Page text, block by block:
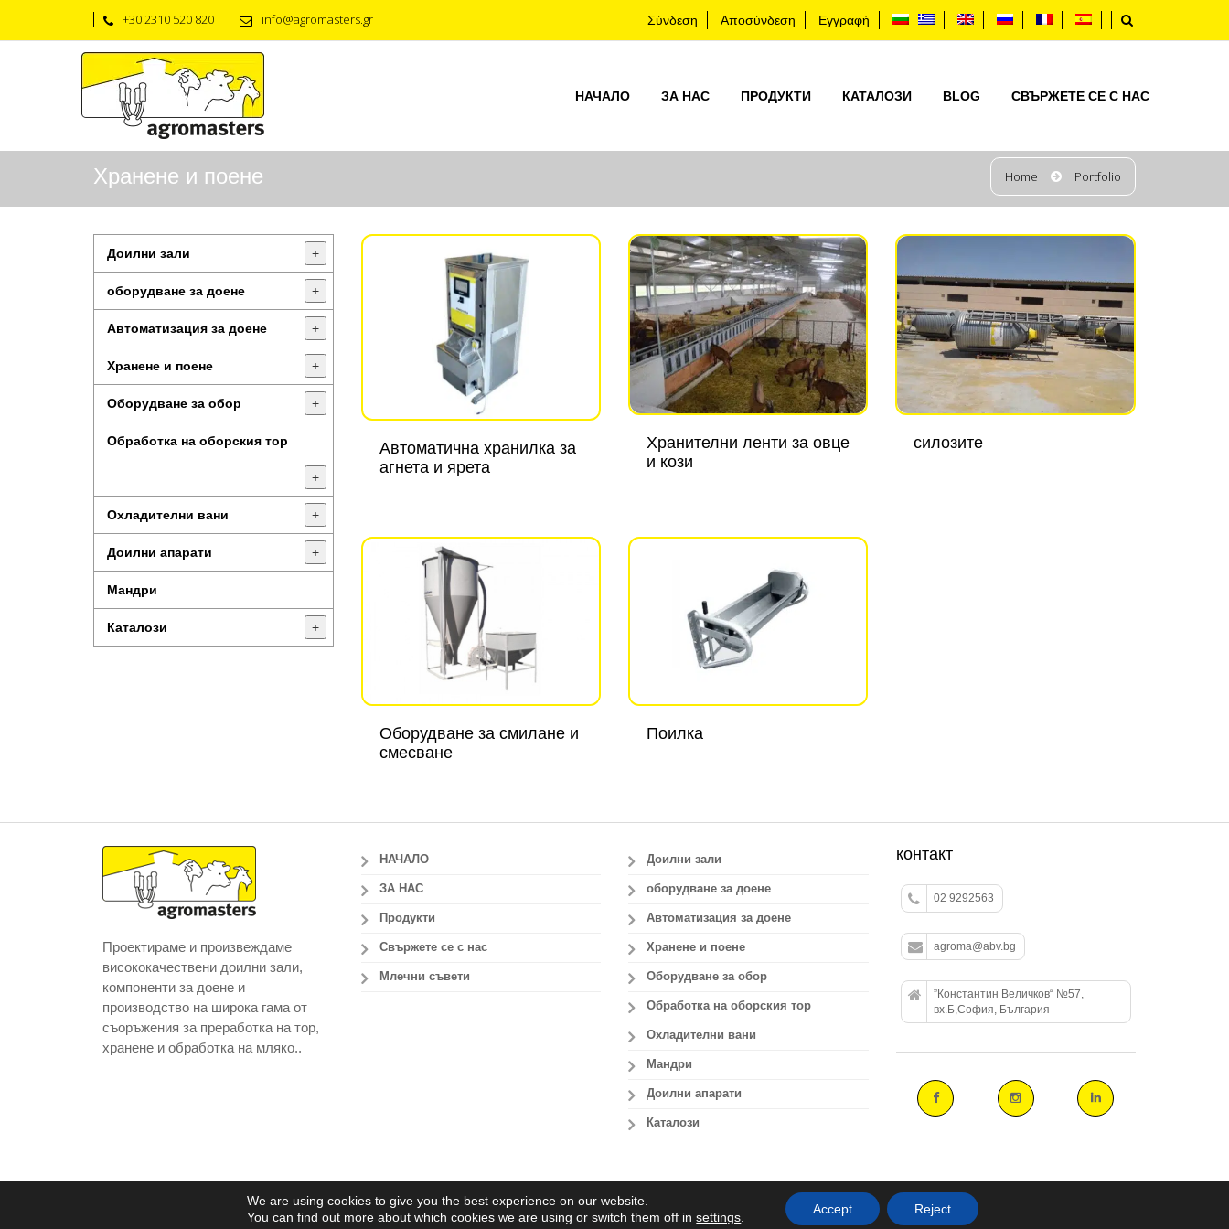
+30 2310 520 820 info@agromasters.gr Σύνδεση Αποσύνδεση Εγγραφή
НАЧАЛО ЗА НАС ПРОДУКТИ КАТАЛОЗИ BLOG СВЪРЖЕТЕ СЕ С НАС
Хранене и поене Home Portfolio
Доилни зали +
оборудване за доене +
Автоматизация за доене +
Хранене и поене +
Оборудване за обор +
Обработка на оборския тор
+
Охладителни вани +
Доилни апарати +
Мандри
Каталози +
Автоматична хранилка за
агнета и ярета
Хранителни ленти за овце
и кози
силозите
Оборудване за смилане и
смесване
Поилка
Проектираме и произвеждаме
висококачествени доилни зали,
компоненти за доене и
производство на широка гама от
съоръжения за преработка на тор,
хранене и обработка на мляко..
НАЧАЛО
ЗА НАС
Продукти
Свържете се с нас
Млечни съвети
Доилни зали
оборудване за доене
Автоматизация за доене
Хранене и поене
Оборудване за обор
Обработка на оборския тор
Охладителни вани
Мандри
Доилни апарати
Каталози
контакт
02 9292563
agroma@abv.bg
”Константин Величков“ №57,
вх.Б,София, България
Copyright 2014 agromasters. - Web Design by ArtAbout.gr
We are using cookies to give you the best experience on our website.
You can find out more about which cookies we are using or switch them off insettings
Accept Reject